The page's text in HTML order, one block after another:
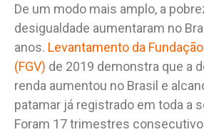
De um modo mais amplo, a
desigualdade aumentaram no
anos. Levantamento da
(FGV) de 2019 demonstra que a
renda aumentou no Brasil e
patamar já registrado em toda a
Foram 17 trimestres